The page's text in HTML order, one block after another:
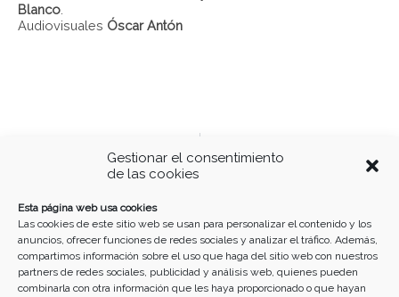
Gestionar el consentimiento
de las cookies
Esta página web usa cookies
Las cookies de este sitio web se usan para personalizar el contenido y los
anuncios, ofrecer funciones de redes sociales y analizar el tráfico. Además,
compartimos información sobre el uso que haga del sitio web con nuestros
partners de redes sociales, publicidad y análisis web, quienes pueden
combinarla con otra información que les haya proporcionado o que hayan
Blanco
Audiovisuales Óscar Antón
CONCIERTO INICIO CURSO 2021-22 III Congreso Silver Economy
Buscar